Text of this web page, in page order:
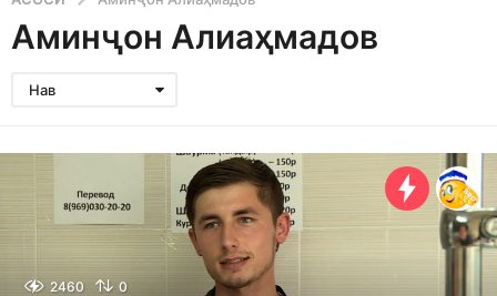
Аминҷон Алиаҳмадов
Нав
2460 0